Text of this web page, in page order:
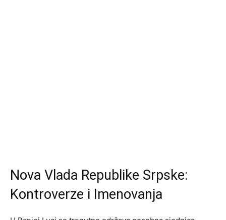
Nova Vlada Republike Srpske:
Kontroverze i Imenovanja